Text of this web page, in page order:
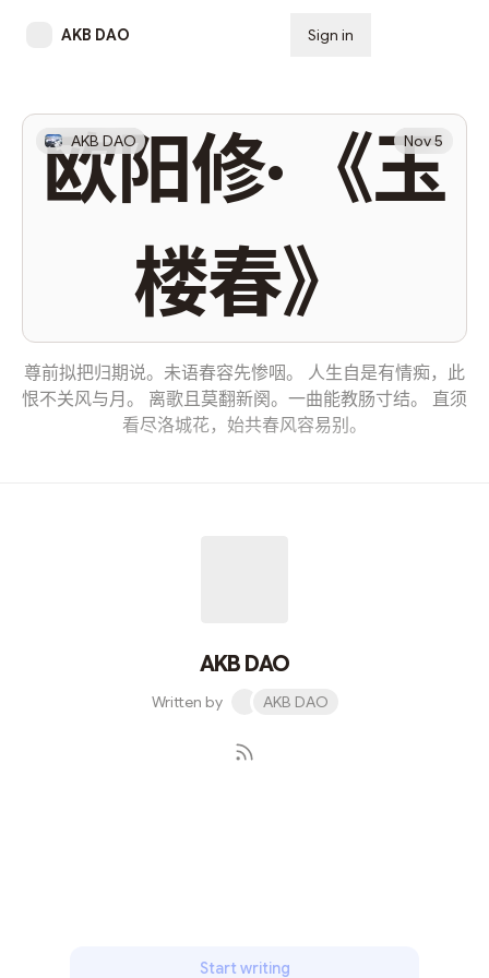
AKB DAO Sign in
欧阳修· 《玉
楼春》
AKB DAO Nov 5
尊前拟把归期说。未语春容先惨咽。 人生自是有情痴，此
恨不关风与月。 离歌且莫翻新阕。一曲能教肠寸结。 直须
看尽洛城花，始共春风容易别。
AKB DAO
Written by AKB DAO
Start writing